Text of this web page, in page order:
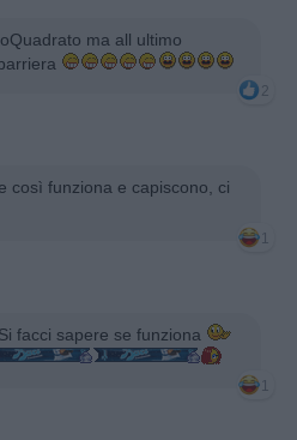
ma all ultimo
2
così funziona e capiscono, ci
1
facci sapere se funziona
1